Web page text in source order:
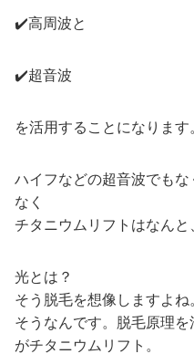
✔️高周波と
✔️超音波
を活用することになります。
ハイフなどの超音波でも
なく
チタニウムリフトはなんと
光とは？
そう脱毛を想像しますよね。
そうなんです。脱毛原理
がチタニウムリフト。